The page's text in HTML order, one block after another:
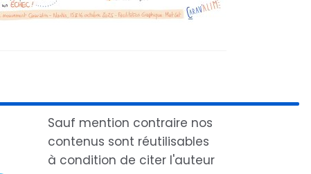
Sauf mention contraire nos
contenus sont réutilisables
à condition de citer l'auteur